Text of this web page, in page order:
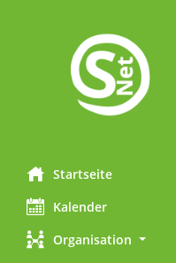
Startseite
Kalender
Organisation